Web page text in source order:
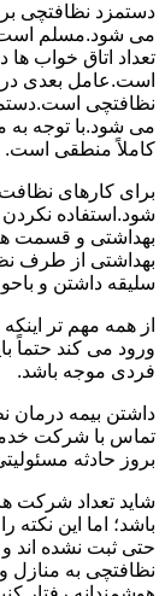
دستمزد نظافتچی
می شود.مسلم است
تعداد اتاق خواب ها
است.عامل بعدی
نظافتچی
می شود.با توجه به
کاملاً منطقی است.
برای کارهای
شود.استفاده
بهداشتی و قسمت
بهداشتی از طرف
سلیقه داشتن و
از همه مهم تر
ورود می کند حتماً
فردی موجه باشد.
داشتن بیمه درمان
تماس با شرکت
بروز حادثه
شاید تعداد شرکت
باشد؛ اما این
حتی ثبت نشده اند
نظافتچی به منازل